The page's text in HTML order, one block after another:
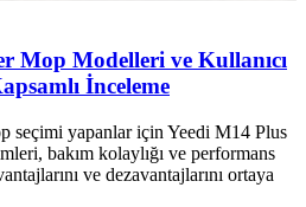
Mop Modelleri ve Kullanıcı
İnceleme
seçimi yapanlar için Yeedi M14 Plus
bakım kolaylığı ve performans
ve dezavantajlarını ortaya